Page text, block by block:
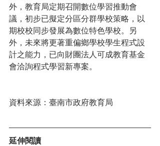
外，教育局定期召開數位學習推動會
議，初步已擬定分區分群學校策略，以
期校校同步發展為數位特色學校。另
外，未來將更著重偏鄉學校學生程式設
計之能力，已向財團法人可成教育基金
會洽詢程式學習新專案。
資料來源：臺南市政府教育局
延伸閱讀